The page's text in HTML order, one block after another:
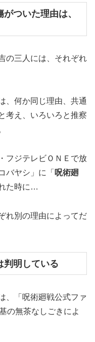
ついた理由は、
の三人には、それぞれ
何か同じ理由、共通
考え、いろいろと推察
フジテレビＯＮＥで放
バヤシ」に「 呪術廻
た時に…
れ別の理由によってだ
判明している
、「呪術廻戦公式ファ
の無茶なしごきによ